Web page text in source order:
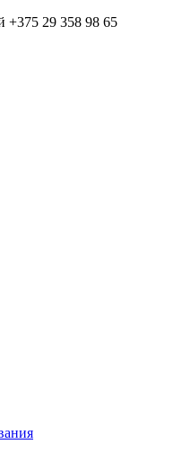
+375 29 358 98 65